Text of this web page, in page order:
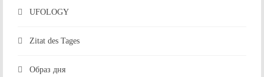
UFOLOGY
Zitat des Tages
Образ дня